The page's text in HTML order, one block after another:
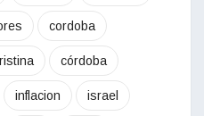
cordoba
córdoba
inflacion israel